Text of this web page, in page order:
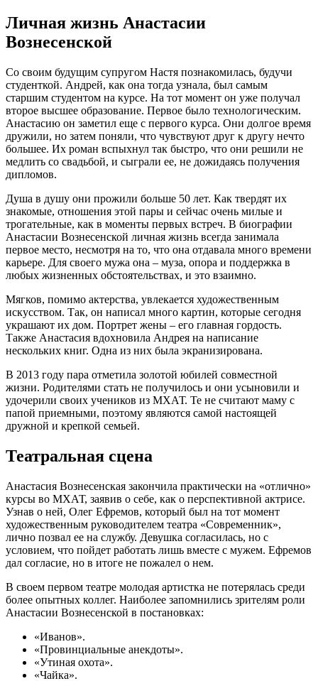
Личная жизнь Анастасии
Вознесенской
Со своим будущим супругом Настя познакомилась, будучи
студенткой. Андрей, как она тогда узнала, был самым
старшим студентом на курсе. На тот момент он уже получал
второе высшее образование. Первое было технологическим.
Анастасию он заметил еще с первого курса. Они долгое время
дружили, но затем поняли, что чувствуют друг к другу нечто
большее. Их роман вспыхнул так быстро, что они решили не
медлить со свадьбой, и сыграли ее, не дожидаясь получения
дипломов.
Душа в душу они прожили больше 50 лет. Как твердят их
знакомые, отношения этой пары и сейчас очень милые и
трогательные, как в моменты первых встреч. В биографии
Анастасии Вознесенской личная жизнь всегда занимала
первое место, несмотря на то, что она отдавала много времени
карьере. Для своего мужа она – муза, опора и поддержка в
любых жизненных обстоятельствах, и это взаимно.
Мягков, помимо актерства, увлекается художественным
искусством. Так, он написал много картин, которые сегодня
украшают их дом. Портрет жены – его главная гордость.
Также Анастасия вдохновила Андрея на написание
нескольких книг. Одна из них была экранизирована.
В 2013 году пара отметила золотой юбилей совместной
жизни. Родителями стать не получилось и они усыновили и
удочерили своих учеников из МХАТ. Те не считают маму с
папой приемными, поэтому являются самой настоящей
дружной и крепкой семьей.
Театральная сцена
Анастасия Вознесенская закончила практически на «отлично»
курсы во МХАТ, заявив о себе, как о перспективной актрисе.
Узнав о ней, Олег Ефремов, который был на тот момент
художественным руководителем театра «Современник»,
лично позвал ее на службу. Девушка согласилась, но с
условием, что пойдет работать лишь вместе с мужем. Ефремов
дал согласие, но в итоге не пожалел о нем.
В своем первом театре молодая артистка не потерялась среди
более опытных коллег. Наиболее запомнились зрителям роли
Анастасии Вознесенской в постановках:
«Иванов».
«Провинциальные анекдоты».
«Утиная охота».
«Чайка».